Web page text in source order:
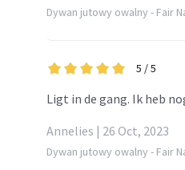
Dywan jutowy owalny - Fair
5 / 5
Ligt in de gang. Ik heb
Annelies | 26 Oct, 2023
Dywan jutowy owalny - Fair